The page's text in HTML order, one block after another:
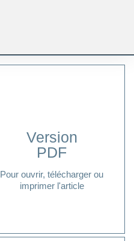
Version
PDF
Pour ouvrir, télécharger ou
imprimer l'article
Cliquer ici